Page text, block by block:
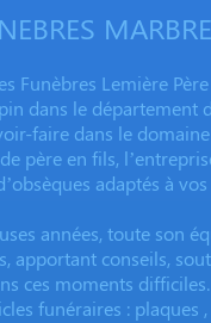
Funèbres Lemière
dans le département
faire dans le
père en fils,
adaptés à
années, toute son
apportant conseils,
ces moments
funéraires : plaques